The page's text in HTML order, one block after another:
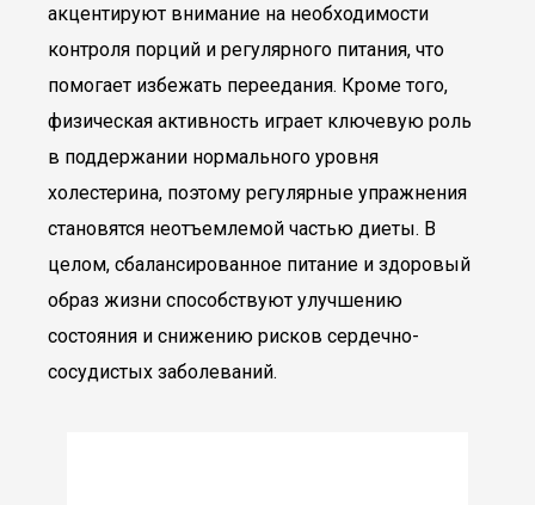
акцентируют внимание на необходимости
контроля порций и регулярного питания, что
помогает избежать переедания. Кроме того,
физическая активность играет ключевую роль
в поддержании нормального уровня
холестерина, поэтому регулярные упражнения
становятся неотъемлемой частью диеты. В
целом, сбалансированное питание и здоровый
образ жизни способствуют улучшению
состояния и снижению рисков сердечно-
сосудистых заболеваний.